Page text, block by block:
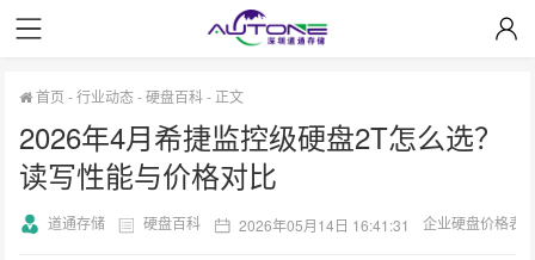
首页 -行业动态-硬盘百科- 正文
2026年4月希捷监控级硬盘2T怎么选？
读写性能与价格对比
道通存储 硬盘百科 2026年05月14日 16:41:31 企业硬盘价格表